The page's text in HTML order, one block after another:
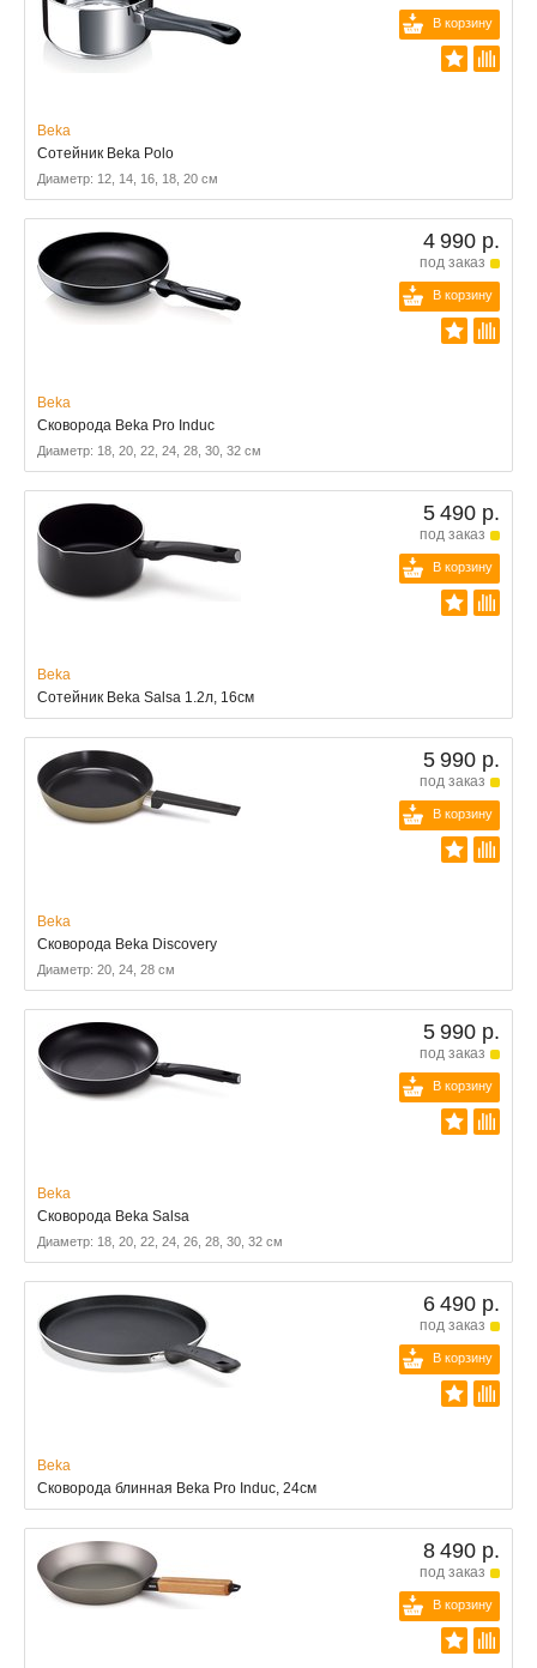
В корзину
Beka
Сотейник Beka Polo
Диаметр: 12, 14, 16, 18, 20 см
4 990 р.
под заказ
В корзину
Beka
Сковорода Beka Pro Induc
Диаметр: 18, 20, 22, 24, 28, 30, 32 см
5 490 р.
под заказ
В корзину
Beka
Сотейник Beka Salsa 1.2л, 16см
5 990 р.
под заказ
В корзину
Beka
Сковорода Beka Discovery
Диаметр: 20, 24, 28 см
5 990 р.
под заказ
В корзину
Beka
Сковорода Beka Salsa
Диаметр: 18, 20, 22, 24, 26, 28, 30, 32 см
6 490 р.
под заказ
В корзину
Beka
Сковорода блинная Beka Pro Induc, 24см
8 490 р.
под заказ
В корзину